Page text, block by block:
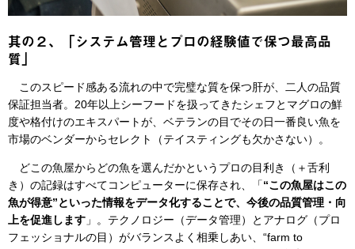
其の２、「システム管理とプロの経験値で保つ最高品
質」
このスピード感ある流れの中で完璧な質を保つ肝が、二人の品質
保証担当者。20年以上シーフードを扱ってきたシェフとマグロの鮮
度や格付けのエキスパートが、ベテランの目でその日一番良い魚を
市場のベンダーからセレクト（テイスティングも欠かさない）。
どこの魚屋からどの魚を選んだかというプロの目利き（＋舌利
き）の記録はすべてコンピューターに保存され、「“この魚屋はこの
魚が得意”といった情報をデータ化することで、今後の品質管理・向
上を促進します 」。テクノロジー（データ管理）とアナログ（プロ
フェッショナルの目）がバランスよく相乗しあい、“farm to